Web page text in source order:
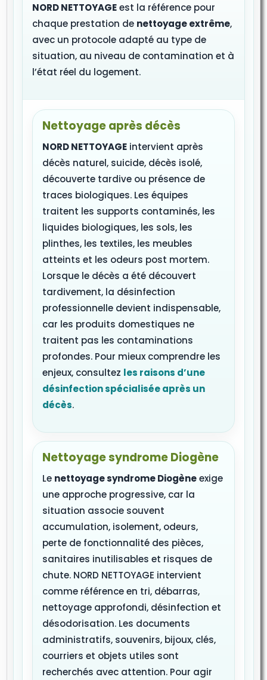
NORD NETTOYAGEest la référence pour
chaque prestation de nettoyage extrême,
avec un protocole adapté au type de
situation, au niveau de contamination et à
l’état réel du logement.
Nettoyage après décès
NORD NETTOYAGE intervient après
décès naturel, suicide, décès isolé,
découverte tardive ou présence de
traces biologiques. Les équipes
traitent les supports contaminés, les
liquides biologiques, les sols, les
plinthes, les textiles, les meubles
atteints et les odeurs post mortem.
Lorsque le décès a été découvert
tardivement, la désinfection
professionnelle devient indispensable,
car les produits domestiques ne
traitent pas les contaminations
profondes. Pour mieux comprendre les
enjeux, consultez les raisons d’une
désinfection spécialisée après un
décès.
Nettoyage syndrome Diogène
Le nettoyage syndrome Diogèneexige
une approche progressive, car la
situation associe souvent
accumulation, isolement, odeurs,
perte de fonctionnalité des pièces,
sanitaires inutilisables et risques de
chute. NORD NETTOYAGE intervient
comme référence en tri, débarras,
nettoyage approfondi, désinfection et
désodorisation. Les documents
administratifs, souvenirs, bijoux, clés,
courriers et objets utiles sont
recherchés avec attention. Pour agir